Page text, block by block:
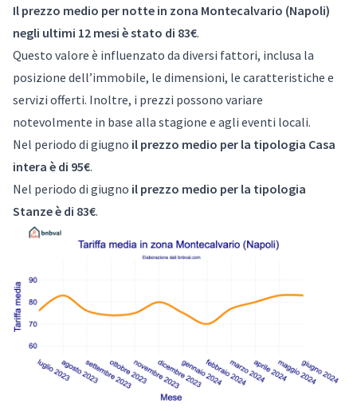
Il prezzo medio per notte in zona Montecalvario (Napoli)
negli ultimi 12 mesi è stato di 83€.
Questo valore è influenzato da diversi fattori, inclusa la
posizione dell’immobile, le dimensioni, le caratteristiche e
servizi offerti. Inoltre, i prezzi possono variare
notevolmente in base alla stagione e agli eventi locali.
Nel periodo di giugno il prezzo medio per la tipologia Casa
intera è di 95€.
Nel periodo di giugno il prezzo medio per la tipologia
Stanze è di 83€.